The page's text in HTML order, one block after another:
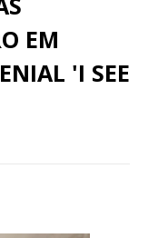
EM
'I SEE